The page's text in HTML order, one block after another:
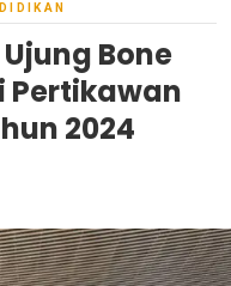
Bone
Pertikawan
2024